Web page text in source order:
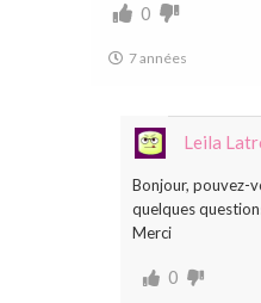
0
7 années
Leila
Bonjour, pouvez-
quelques
Merci
0